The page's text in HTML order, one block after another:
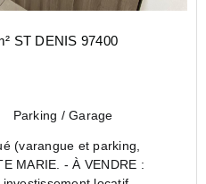
ST DENIS 97400
Parking / Garage
(varangue et parking,
MARIE. - À VENDRE :